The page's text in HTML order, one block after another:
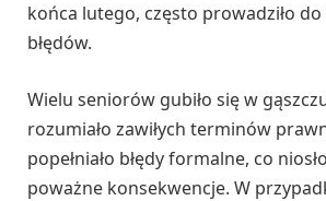
końca lutego, często prowadziło
błędów.
Wielu seniorów gubiło się w
rozumiało zawiłych terminów
popełniało błędy formalne, co
poważne konsekwencje. W